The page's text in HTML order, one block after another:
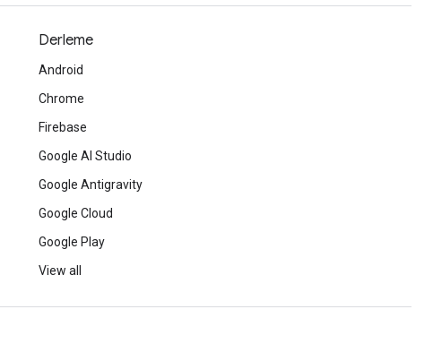
Derleme
Android
Chrome
Firebase
Google AI Studio
Google Antigravity
Google Cloud
Google Play
View all